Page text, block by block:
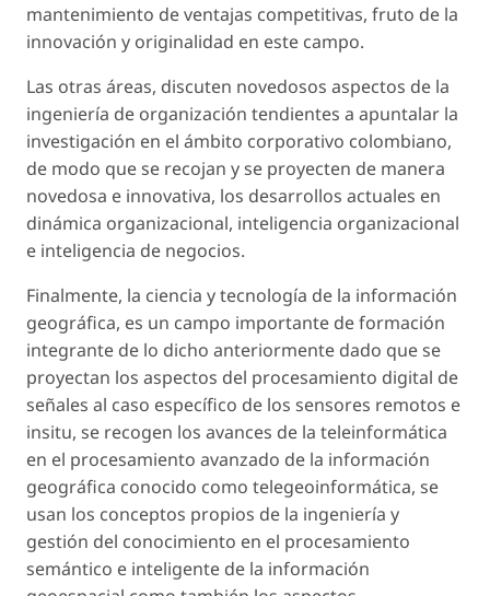
mantenimiento de ventajas competitivas, fruto de la
innovación y originalidad en este campo.
Las otras áreas, discuten novedosos aspectos de la
ingeniería de organización tendientes a apuntalar la
investigación en el ámbito corporativo colombiano,
de modo que se recojan y se proyecten de manera
novedosa e innovativa, los desarrollos actuales en
dinámica organizacional, inteligencia organizacional
e inteligencia de negocios.
Finalmente, la ciencia y tecnología de la información
geográfica, es un campo importante de formación
integrante de lo dicho anteriormente dado que se
proyectan los aspectos del procesamiento digital de
señales al caso específico de los sensores remotos e
insitu, se recogen los avances de la teleinformática
en el procesamiento avanzado de la información
geográfica conocido como telegeoinformática, se
usan los conceptos propios de la ingeniería y
gestión del conocimiento en el procesamiento
semántico e inteligente de la información